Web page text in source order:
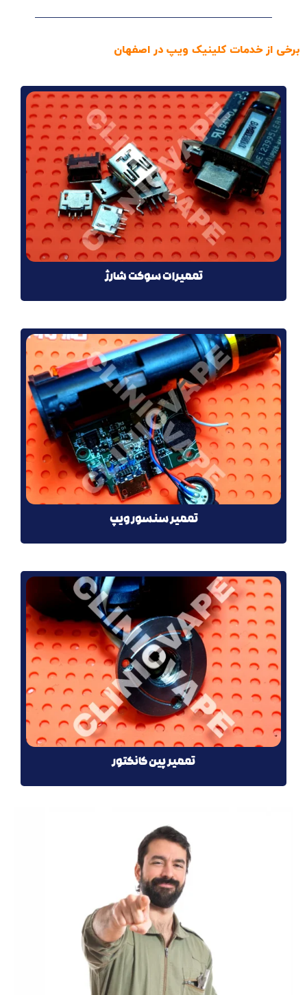
برخی از خدمات کلینیک ویپ در اصفهان
تعمیرات سوکت شارژ
تعمیر سنسور ویپ
تعمیر پین کانکتور